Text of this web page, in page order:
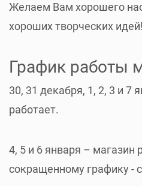
Желаем Вам хорошего
хороших творческих идей!
График работы
30, 31 декабря, 1, 2, 3 и 7
работает.
4, 5 и 6 января – магазин
сокращенному графику -